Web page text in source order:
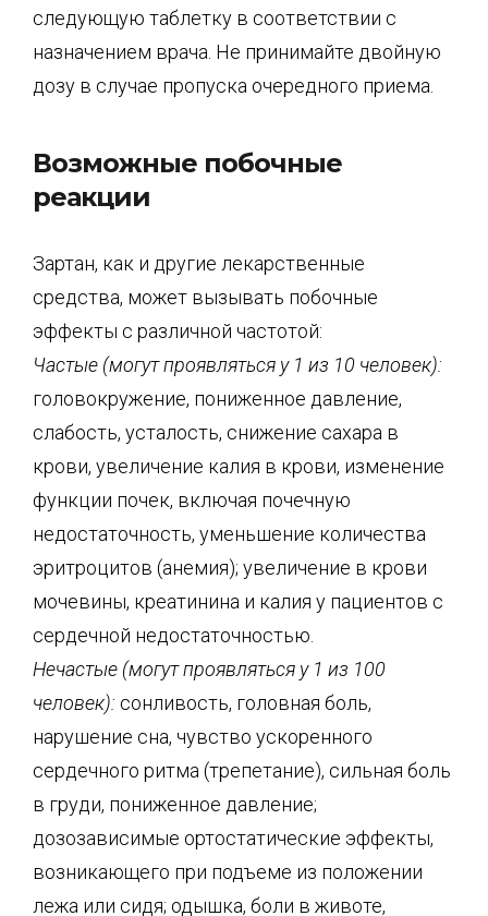
следующую таблетку в соответствии с
назначением врача. Не принимайте двойную
дозу в случае пропуска очередного приема.
Возможные побочные
реакции
Зартан, как и другие лекарственные
средства, может вызывать побочные
эффекты с различной частотой:
Частые (могут проявляться у 1 из 10 человек):
головокружение, пониженное давление,
слабость, усталость, снижение сахара в
крови, увеличение калия в крови, изменение
функции почек, включая почечную
недостаточность, уменьшение количества
эритроцитов (анемия); увеличение в крови
мочевины, креатинина и калия у пациентов с
сердечной недостаточностью.
Нечастые (могут проявляться у 1 из 100
человек): сонливость, головная боль,
нарушение сна, чувство ускоренного
сердечного ритма (трепетание), сильная боль
в груди, пониженное давление;
дозозависимые ортостатические эффекты,
возникающего при подъеме из положении
лежа или сидя; одышка, боли в животе,